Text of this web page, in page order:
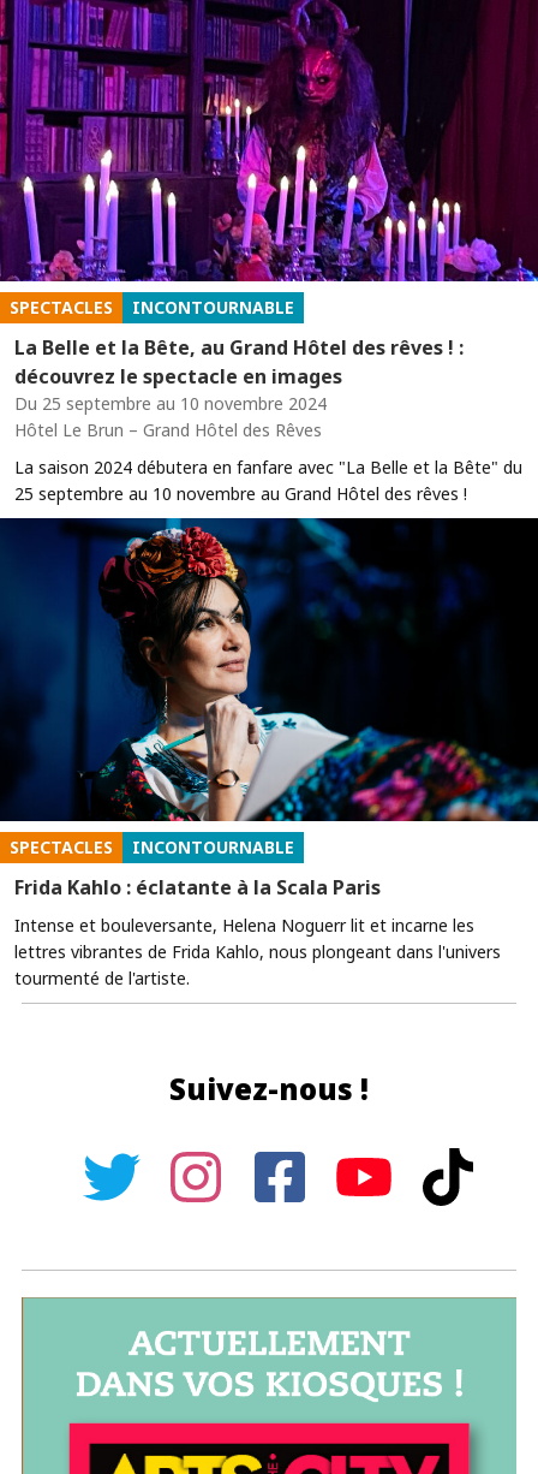
SPECTACLES INCONTOURNABLE
La Belle et la Bête, au Grand Hôtel des rêves ! :
découvrez le spectacle en images
Du 25 septembre au 10 novembre 2024
Hôtel Le Brun – Grand Hôtel des Rêves
La saison 2024 débutera en fanfare avec "La Belle et la Bête" du
25 septembre au 10 novembre au Grand Hôtel des rêves !
SPECTACLES INCONTOURNABLE
Frida Kahlo : éclatante à la Scala Paris
Intense et bouleversante, Helena Noguerr lit et incarne les
lettres vibrantes de Frida Kahlo, nous plongeant dans l'univers
tourmenté de l'artiste.
Suivez-nous !